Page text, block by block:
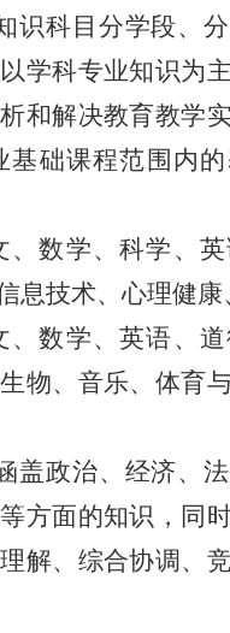
识科目分学段、
学科专业知识为
和解决教育教学
础课程范围内
、数学、科学、
息技术、心理健
、数学、英语、
物、音乐、体育
盖政治、经济、
方面的知识，同
解、综合协调、